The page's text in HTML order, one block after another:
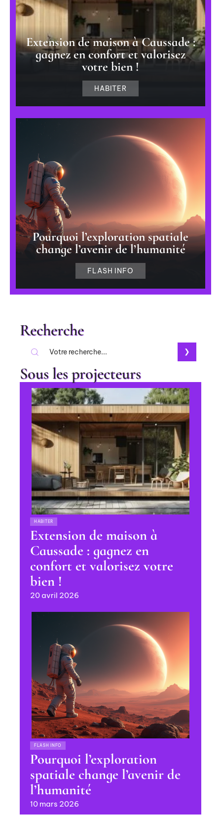
Extension de maison à Caussade :
gagnez en confort et valorisez
votre bien !
HABITER
Pourquoi l’exploration spatiale
change l’avenir de l’humanité
FLASH INFO
Recherche
Sous les projecteurs
HABITER
Extension de maison à
Caussade : gagnez en
confort et valorisez votre
bien !
20 avril 2026
FLASH INFO
Pourquoi l’exploration
spatiale change l’avenir de
l’humanité
10 mars 2026